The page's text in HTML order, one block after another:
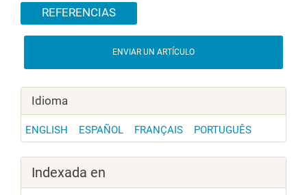
REFERENCIAS
ENVIAR UN ARTÍCULO
Idioma
ENGLISH ESPAÑOL FRANÇAIS PORTUGUÊS
Indexada en